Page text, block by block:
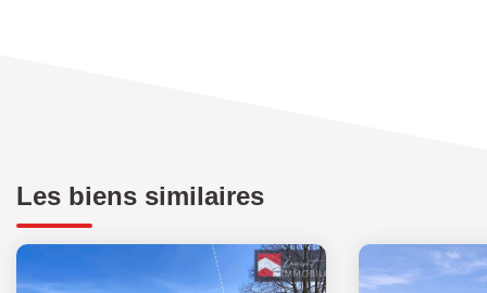
Les biens similaires